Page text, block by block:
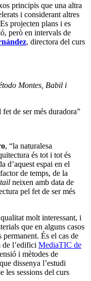
principis que una altra
i considerant altres
projecten plans i es
però en intervals de
, directora del curs
Montes, Babil i
de ser més duradora”
, “la naturalesa
és tot i tot és
d’aquest espai en el
de temps, de la
neixen amb data de
pel fet de ser més
molt interessant, i
que en alguns casos
permanent. És el cas de
de l’edifici MediaTIC de
i mètodes de
dissenya l’estudi
les sessions del curs